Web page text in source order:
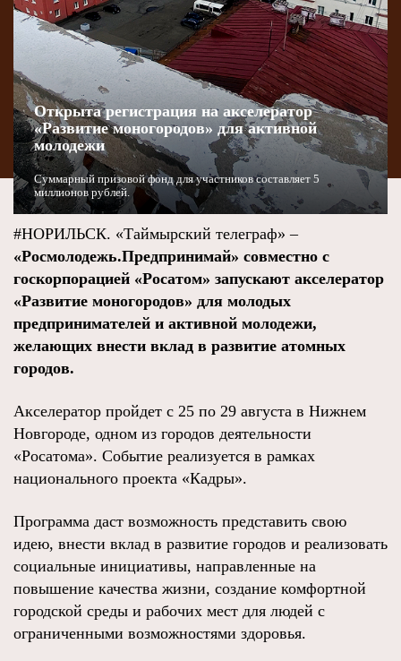
Открыта регистрация на акселератор
«Развитие моногородов» для активной
молодежи
Суммарный призовой фонд для участников составляет 5
миллионов рублей.
#НОРИЛЬСК. «Таймырский телеграф» –
«Росмолодежь.Предпринимай» совместно с
госкорпорацией «Росатом» запускают акселератор
«Развитие моногородов» для молодых
предпринимателей и активной молодежи,
желающих внести вклад в развитие атомных
городов.
Акселератор пройдет с 25 по 29 августа в Нижнем
Новгороде, одном из городов деятельности
«Росатома». Событие реализуется в рамках
национального проекта «Кадры».
Программа даст возможность представить свою
идею, внести вклад в развитие городов и реализовать
социальные инициативы, направленные на
повышение качества жизни, создание комфортной
городской среды и рабочих мест для людей с
ограниченными возможностями здоровья.